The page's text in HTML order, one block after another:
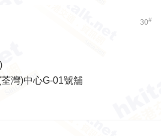
30#
灣)中心G-01號舖